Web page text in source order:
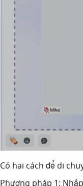
Có hai cách để di
Phương pháp 1: